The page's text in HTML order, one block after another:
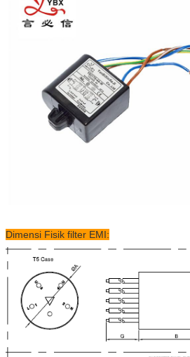
Dimensi Fisik filter EMI: